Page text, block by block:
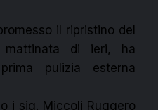
il ripristino del
di ieri, ha
pulizia esterna
i sig. Miccoli Ruggero